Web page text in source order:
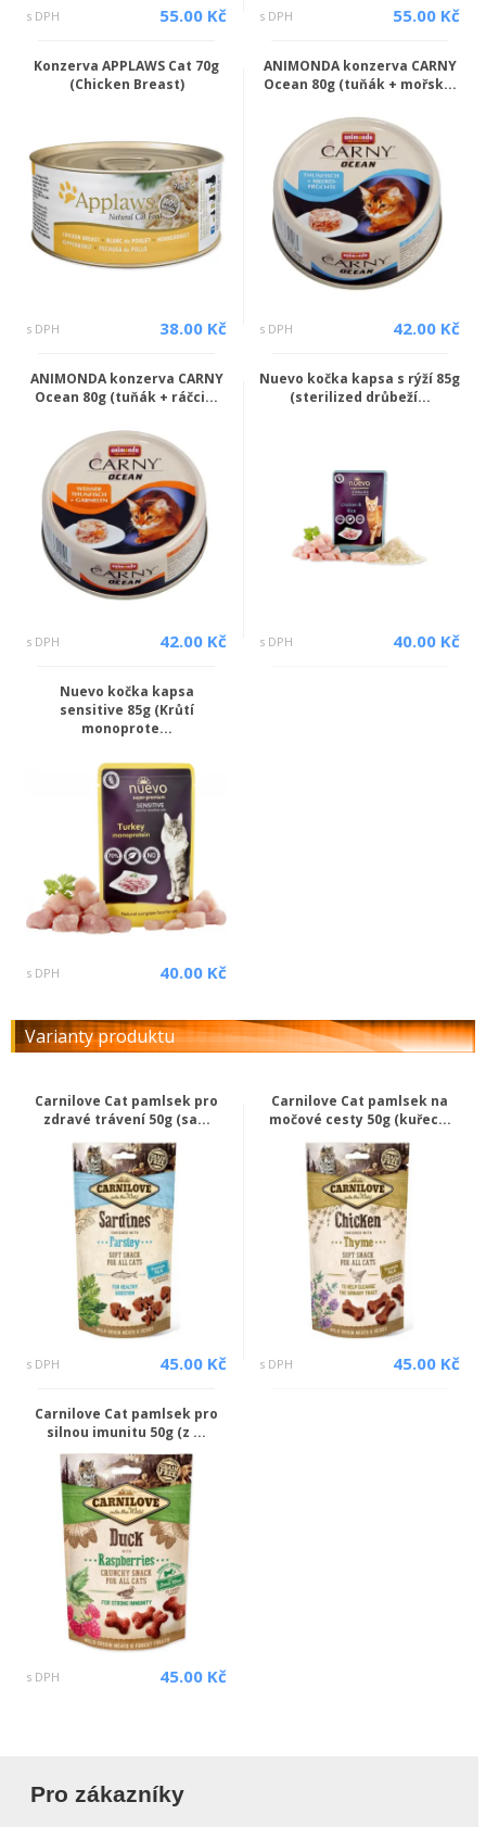
s DPH 55.00 Kč s DPH 55.00 Kč
Konzerva APPLAWS Cat 70g
(Chicken Breast)
s DPH 38.00 Kč
ANIMONDA konzerva CARNY
Ocean 80g (tuňák + mořsk...
s DPH 42.00 Kč
ANIMONDA konzerva CARNY
Ocean 80g (tuňák + ráčci...
s DPH 42.00 Kč
Nuevo kočka kapsa s rýží 85g
(sterilized drůbeží...
s DPH 40.00 Kč
Nuevo kočka kapsa
sensitive 85g (Krůtí
monoprote...
s DPH 40.00 Kč
Varianty produktu
Carnilove Cat pamlsek pro
zdravé trávení 50g (sa...
s DPH 45.00 Kč
Carnilove Cat pamlsek na
močové cesty 50g (kuřec...
s DPH 45.00 Kč
Carnilove Cat pamlsek pro
silnou imunitu 50g (z ...
s DPH 45.00 Kč
Pro zákazníky